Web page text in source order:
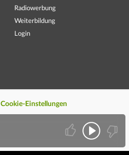
Radiowerbung
Weiterbildung
Login
Cookie-Einstellungen